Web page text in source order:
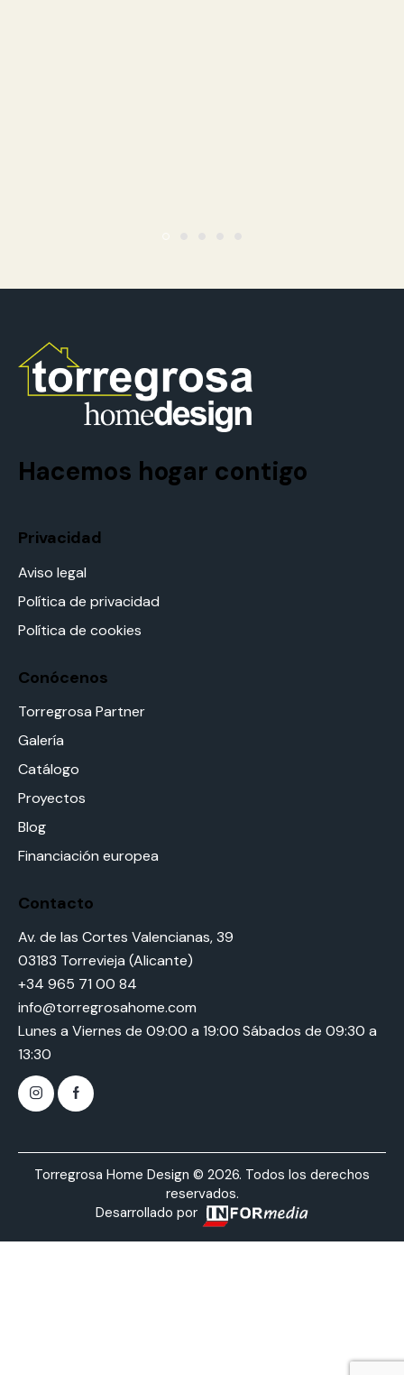
Hacemos hogar contigo
Privacidad
Aviso legal
Política de privacidad
Política de cookies
Conócenos
Torregrosa Partner
Galería
Catálogo
Proyectos
Blog
Financiación europea
Contacto
Av. de las Cortes Valencianas, 39
03183 Torrevieja (Alicante)
+34 965 71 00 84
info@torregrosahome.com
Lunes a Viernes de 09:00 a 19:00 Sábados de 09:30 a
13:30
Torregrosa Home Design © 2026. Todos los derechos
reservados.
Desarrollado por